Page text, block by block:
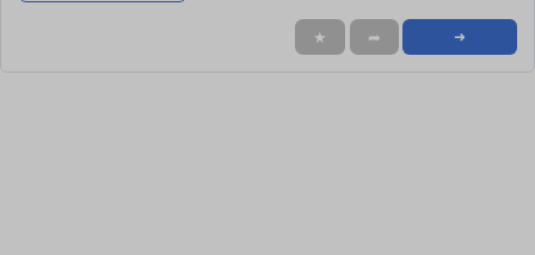
★ ➦ ➜